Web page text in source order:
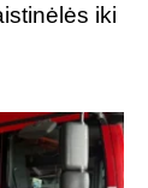
iki